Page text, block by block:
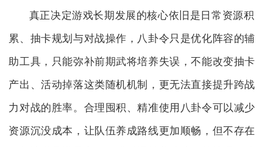
真正决定游戏长期发展的核心依旧是日常资源积
累、抽卡规划与对战操作，八卦令只是优化阵容的辅
助工具，只能弥补前期武将培养失误，不能改变抽卡
产出、活动掉落这类随机机制，更无法直接提升跨战
力对战的胜率。合理囤积、精准使用八卦令可以减少
资源沉没成本，让队伍养成路线更加顺畅，但不存在